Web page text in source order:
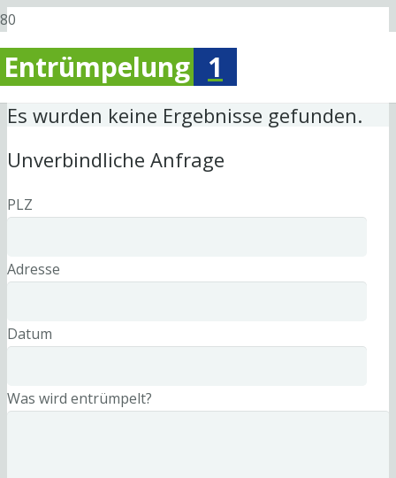
Entrümpelung 1
Es wurden keine Ergebnisse gefunden.
Unverbindliche Anfrage
PLZ
Adresse
Datum
Was wird entrümpelt?